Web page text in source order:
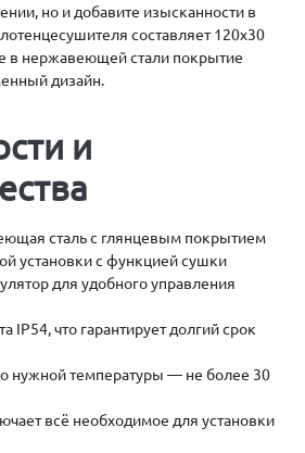
но и добавите изысканности в
составляет 120х30
в нержавеющей стали покрытие
дизайн.
и
сталь с глянцевым покрытием
установки с функцией сушки
для удобного управления
IP54, что гарантирует долгий срок
нужной температуры — не более 30
всё необходимое для установки